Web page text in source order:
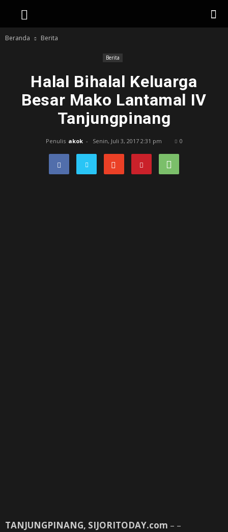
Beranda Berita
Berita
Halal Bihalal Keluarga
Besar Mako Lantamal IV
Tanjungpinang
Penulis akok - Senin, Juli 3, 2017 2:31 pm 0
TANJUNGPINANG, SIJORITODAY.com – –